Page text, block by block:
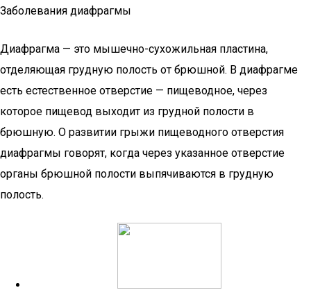
Заболевания диафрагмы
Диафрагма — это мышечно-сухожильная пластина,
отделяющая грудную полость от брюшной. В диафрагме
есть естественное отверстие — пищеводное, через
которое пищевод выходит из грудной полости в
брюшную. О развитии грыжи пищеводного отверстия
диафрагмы говорят, когда через указанное отверстие
органы брюшной полости выпячиваются в грудную
полость.